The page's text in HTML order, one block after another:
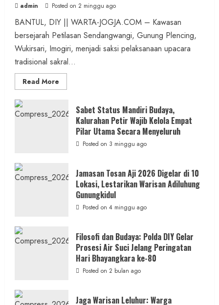
admin Posted on 2 minggu ago
BANTUL, DIY || WARTA-JOGJA.COM – Kawasan
bersejarah Petilasan Sendangwangi, Gunung Plencing,
Wukirsari, Imogiri, menjadi saksi pelaksanaan upacara
tradisional sakral...
Read More
more
Tokoh
Nasional,
Ruwatan
Ageng
Petilasan
Sendangwangi
Hayuning
Bawono
Sabet Status Mandiri Budaya,
Kalurahan Petir Wajib Kelola Empat
Pilar Utama Secara Menyeluruh
Posted on 3 minggu ago
Jamasan Tosan Aji 2026 Digelar di 10
Lokasi, Lestarikan Warisan Adiluhung
Gunungkidul
Posted on 4 minggu ago
Filosofi dan Budaya: Polda DIY Gelar
Prosesi Air Suci Jelang Peringatan
Hari Bhayangkara ke-80
Posted on 2 bulan ago
Jaga Warisan Leluhur: Warga